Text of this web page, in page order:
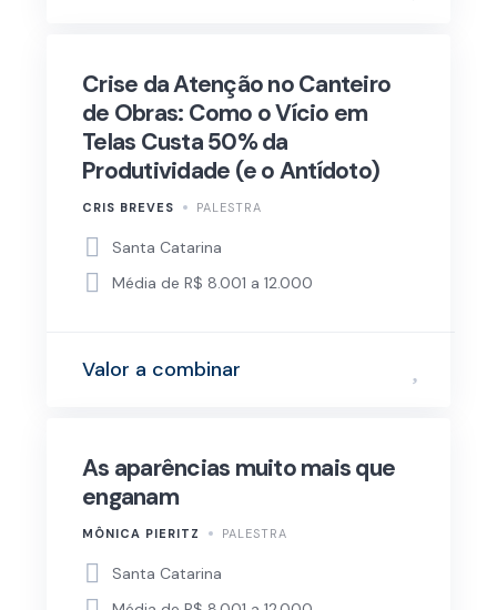
Crise da Atenção no Canteiro
de Obras: Como o Vício em
Telas Custa 50% da
Produtividade (e o Antídoto)
CRIS BREVES PALESTRA
Santa Catarina
Média de R$ 8.001 a 12.000
Valor a combinar
As aparências muito mais que
enganam
MÔNICA PIERITZ PALESTRA
Santa Catarina